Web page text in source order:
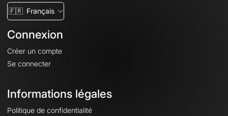
🇫🇷 Français
Connexion
Créer un compte
Se connecter
Informations légales
Politique de confidentialité